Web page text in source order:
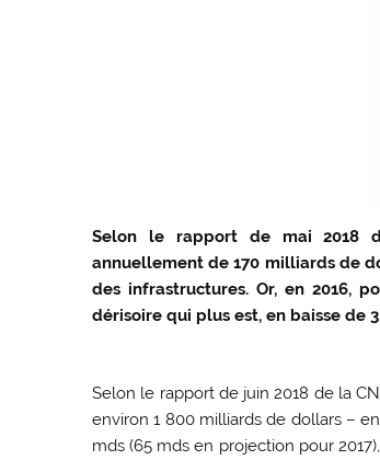
Selon le rapport de mai 2018
annuellement de 170 milliards de
des infrastructures. Or, en 2016,
dérisoire qui plus est, en baisse de
Selon le rapport de juin 2018 de la
environ 1 800 milliards de dollars –
mds (65 mds en projection pour